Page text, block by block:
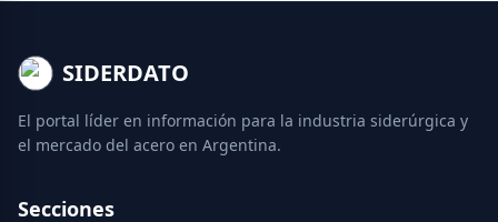
SIDERDATO
El portal líder en información para la industria siderúrgica y
el mercado del acero en Argentina.
Secciones